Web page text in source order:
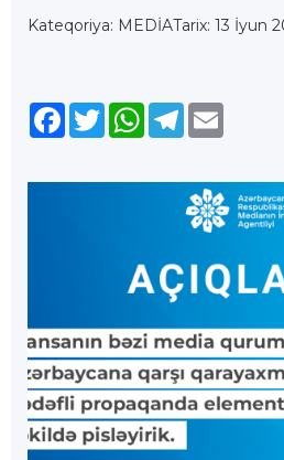
Kateqoriya: MEDİATarix: 13 İyun
Facebook
TwitterWhatsApp
Telegram